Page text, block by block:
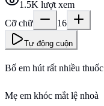
1.5K lượt xem
Cỡ chữ
16
Tự động cuộn
Bố em hút rất nhiều thuốc
Mẹ em khóc mắt lệ nhoà